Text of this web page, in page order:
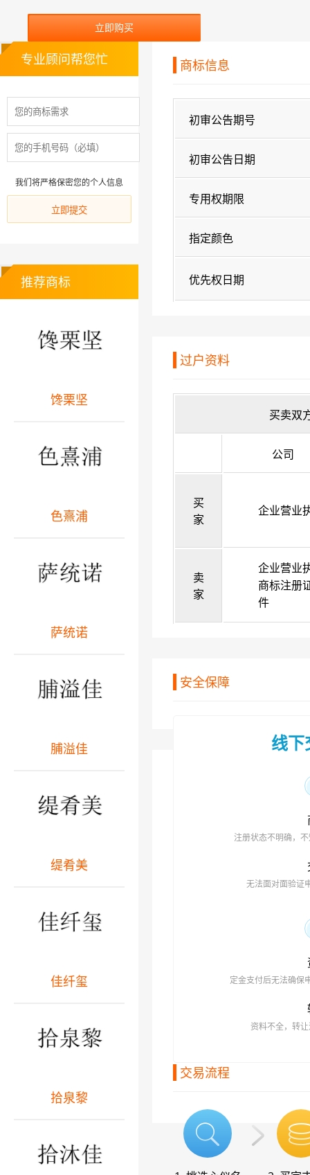
立即购买
商标信息
初审公告期号
初审公告日期
专用权期限
指定颜色
优先权日期
过户资料
买卖双
公司
买
家
企业营业
卖
家
企业营业
商标注册
件
安全保障
线下
注册状态不明确，
无法面对面验证
定金支付后无法确保
资料不全，转
交易流程
专业顾问帮您忙
我们将严格保密您的个人信息
推荐商标
馋栗坚
色熹浦
萨统诺
脯溢佳
缇肴美
佳纤玺
拾泉黎